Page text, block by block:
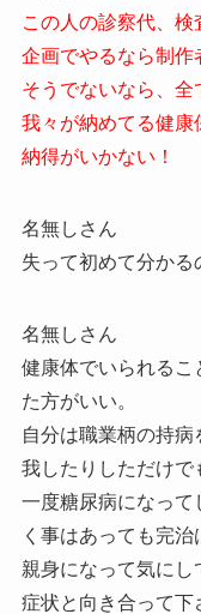
この人の診察代、
企画でやるなら制作
そうでないなら、全
我々が納めてる健康
納得がいかない！
名無しさん
失って初めて分かる
名無しさん
健康体でいられるこ
た方がいい。
自分は職業柄の持
我したりしただけで
一度糖尿病になって
く事はあっても完治
親身になって気にし
症状と向き合って下